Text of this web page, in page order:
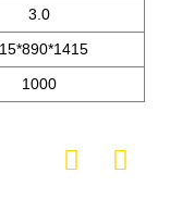
3.0
1000